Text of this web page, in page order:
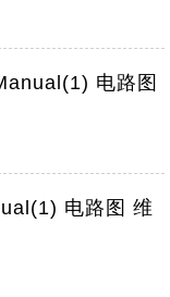
电路图
电路图 维